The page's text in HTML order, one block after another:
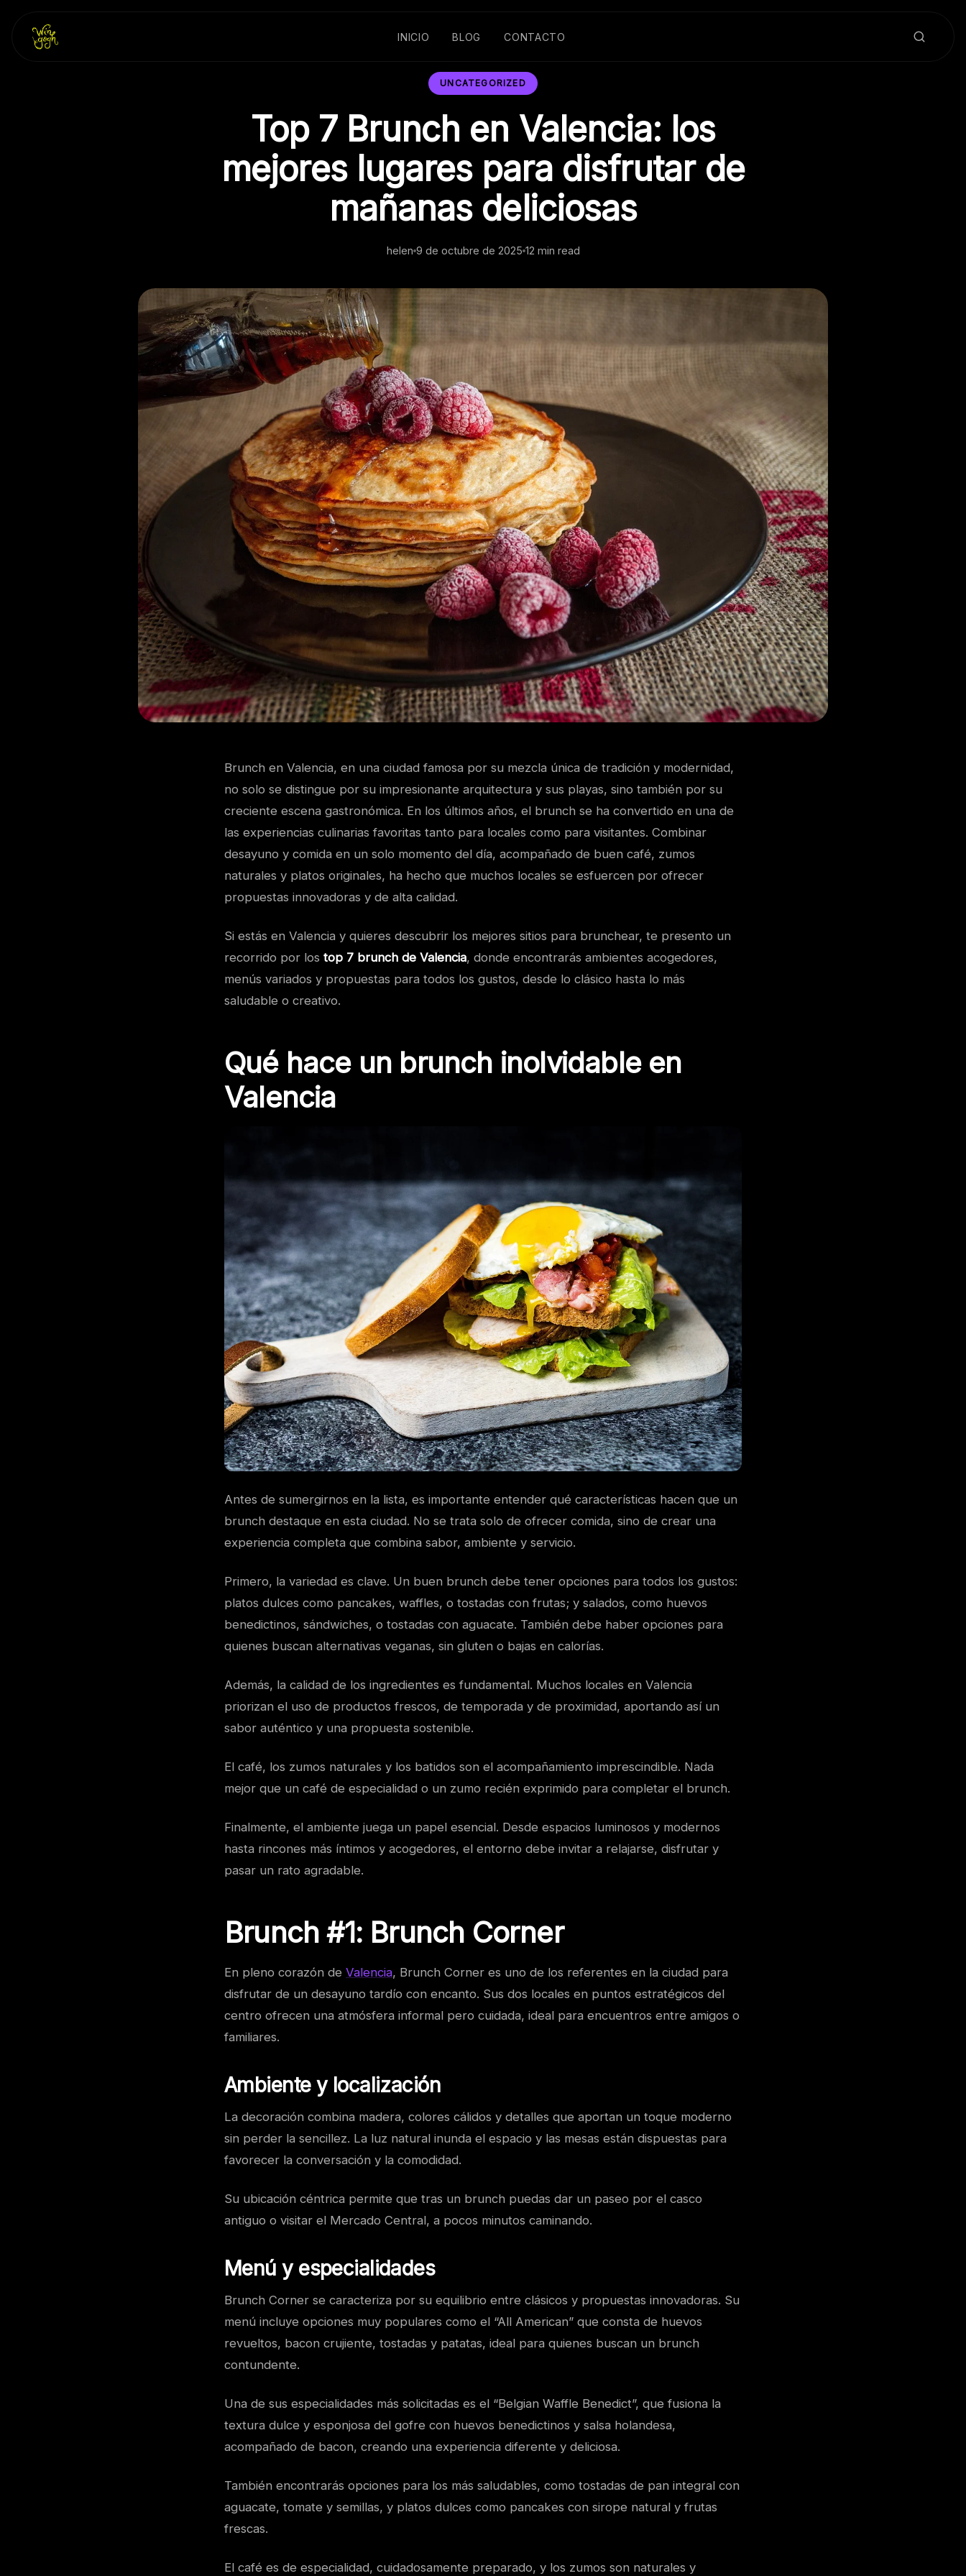
content
INICIO BLOG CONTACTO
UNCATEGORIZED
Top 7 Brunch en Valencia: los
mejores lugares para disfrutar de
mañanas deliciosas
helen 9 de octubre de 2025 12 min read
Brunch en Valencia, en una ciudad famosa por su mezcla única de tradición y modernidad,
no solo se distingue por su impresionante arquitectura y sus playas, sino también por su
creciente escena gastronómica. En los últimos años, el brunch se ha convertido en una de
las experiencias culinarias favoritas tanto para locales como para visitantes. Combinar
desayuno y comida en un solo momento del día, acompañado de buen café, zumos
naturales y platos originales, ha hecho que muchos locales se esfuercen por ofrecer
propuestas innovadoras y de alta calidad.
Si estás en Valencia y quieres descubrir los mejores sitios para brunchear, te presento un
recorrido por los top 7 brunch de Valencia, donde encontrarás ambientes acogedores,
menús variados y propuestas para todos los gustos, desde lo clásico hasta lo más
saludable o creativo.
Qué hace un brunch inolvidable en
Valencia
Antes de sumergirnos en la lista, es importante entender qué características hacen que un
brunch destaque en esta ciudad. No se trata solo de ofrecer comida, sino de crear una
experiencia completa que combina sabor, ambiente y servicio.
Primero, la variedad es clave. Un buen brunch debe tener opciones para todos los gustos:
platos dulces como pancakes, waffles, o tostadas con frutas; y salados, como huevos
benedictinos, sándwiches, o tostadas con aguacate. También debe haber opciones para
quienes buscan alternativas veganas, sin gluten o bajas en calorías.
Además, la calidad de los ingredientes es fundamental. Muchos locales en Valencia
priorizan el uso de productos frescos, de temporada y de proximidad, aportando así un
sabor auténtico y una propuesta sostenible.
El café, los zumos naturales y los batidos son el acompañamiento imprescindible. Nada
mejor que un café de especialidad o un zumo recién exprimido para completar el brunch.
Finalmente, el ambiente juega un papel esencial. Desde espacios luminosos y modernos
hasta rincones más íntimos y acogedores, el entorno debe invitar a relajarse, disfrutar y
pasar un rato agradable.
Brunch #1: Brunch Corner
En pleno corazón de Valencia, Brunch Corner es uno de los referentes en la ciudad para
disfrutar de un desayuno tardío con encanto. Sus dos locales en puntos estratégicos del
centro ofrecen una atmósfera informal pero cuidada, ideal para encuentros entre amigos o
familiares.
Ambiente y localización
La decoración combina madera, colores cálidos y detalles que aportan un toque moderno
sin perder la sencillez. La luz natural inunda el espacio y las mesas están dispuestas para
favorecer la conversación y la comodidad.
Su ubicación céntrica permite que tras un brunch puedas dar un paseo por el casco
antiguo o visitar el Mercado Central, a pocos minutos caminando.
Menú y especialidades
Brunch Corner se caracteriza por su equilibrio entre clásicos y propuestas innovadoras. Su
menú incluye opciones muy populares como el “All American” que consta de huevos
revueltos, bacon crujiente, tostadas y patatas, ideal para quienes buscan un brunch
contundente.
Una de sus especialidades más solicitadas es el “Belgian Waffle Benedict”, que fusiona la
textura dulce y esponjosa del gofre con huevos benedictinos y salsa holandesa,
acompañado de bacon, creando una experiencia diferente y deliciosa.
También encontrarás opciones para los más saludables, como tostadas de pan integral con
aguacate, tomate y semillas, y platos dulces como pancakes con sirope natural y frutas
frescas.
El café es de especialidad, cuidadosamente preparado, y los zumos son naturales y